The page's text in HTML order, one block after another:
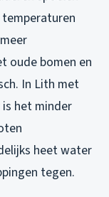
oude bomen en
In Lith met
het minder
heet water
tegen.